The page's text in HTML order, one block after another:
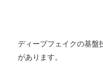
ディープフェイクの基盤
があります。